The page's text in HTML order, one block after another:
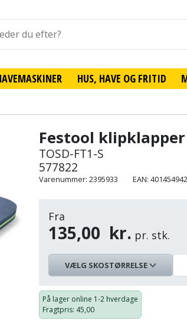
HUS, HAVE OG FRITID
Festool klipklapper
TOSD-FT1-S
577822
Varenummer: 2395933 EAN:
Fra
135,00 kr. pr. stk.
VÆLG SKOSTØRRELSE
lager:Pris:
På lager online 1-2 hverdage
Fragtpris: 45,00